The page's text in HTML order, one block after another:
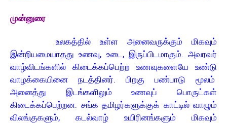
முன்னுரை
உலகத்தில் உள்ள அனைவருக்கும் மிகவும்
இன்றியமையாதது உணவு, உடை, இருப்பிடமாகும். அவரவர்
வாழ்விடங்களில் கிடைக்கப்பெற்ற உணவுகளையே உண்டு
வாழக்கையினை நடத்தினர். பிறகு பண்பாடு மூலம்
அனைத்து இடங்களிலும் உணவுப் பொருட்கள்
கிடைக்கப்பெற்றன. சங்க தமிழர்களுக்குக் காட்டில் வாழும்
விலங்குகளும், கடல்வாழ் உயிரினங்களும் மிகவும்